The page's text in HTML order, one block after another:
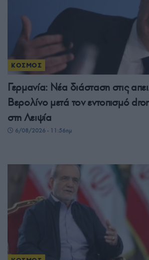
ΚΟΣΜΟΣ
Γερμανία: Νέα διάσταση στις
Βερολίνο μετά τον εντοπισμό
στη Λειψία
6/08/2026 - 11:56πμ